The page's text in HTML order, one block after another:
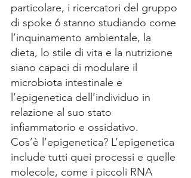
particolare, i ricercatori del gruppo
di spoke 6 stanno studiando come
l’inquinamento ambientale, la
dieta, lo stile di vita e la nutrizione
siano capaci di modulare il
microbiota intestinale e
l’epigenetica dell’individuo in
relazione al suo stato
infiammatorio e ossidativo.
Cos’è l’epigenetica? L’epigenetica
include tutti quei processi e quelle
molecole, come i piccoli RNA